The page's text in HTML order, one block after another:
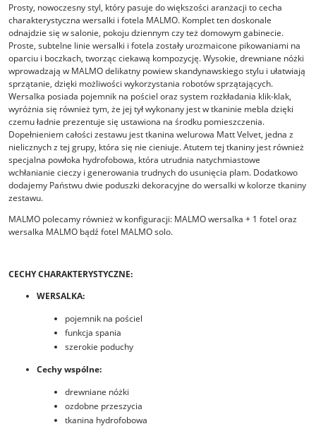
Prosty, nowoczesny styl, który pasuje do większości aranżacji to cecha
charakterystyczna wersalki i fotela MALMO. Komplet ten doskonale
odnajdzie się w salonie, pokoju dziennym czy też domowym gabinecie.
Proste, subtelne linie wersalki i fotela zostały urozmaicone pikowaniami na
oparciu i boczkach, tworząc ciekawą kompozycję. Wysokie, drewniane nóżki
wprowadzają w MALMO delikatny powiew skandynawskiego stylu i ułatwiają
sprzątanie, dzięki możliwości wykorzystania robotów sprzątających.
Wersalka posiada pojemnik na pościel oraz system rozkładania klik-klak,
wyróżnia się również tym, że jej tył wykonany jest w tkaninie mebla dzięki
czemu ładnie prezentuje się ustawiona na środku pomieszczenia.
Dopełnieniem całości zestawu jest tkanina welurowa Matt Velvet, jedna z
nielicznych z tej grupy, która się nie cieniuje. Atutem tej tkaniny jest również
specjalna powłoka hydrofobowa, która utrudnia natychmiastowe
wchłanianie cieczy i generowania trudnych do usunięcia plam. Dodatkowo
dodajemy Państwu dwie poduszki dekoracyjne do wersalki w kolorze tkaniny
zestawu.
MALMO polecamy również w konfiguracji: MALMO wersalka + 1 fotel oraz
wersalka MALMO bądź fotel MALMO solo.
CECHY CHARAKTERYSTYCZNE:
WERSALKA:
pojemnik na pościel
funkcja spania
szerokie poduchy
Cechy wspólne:
drewniane nóżki
ozdobne przeszycia
tkanina hydrofobowa